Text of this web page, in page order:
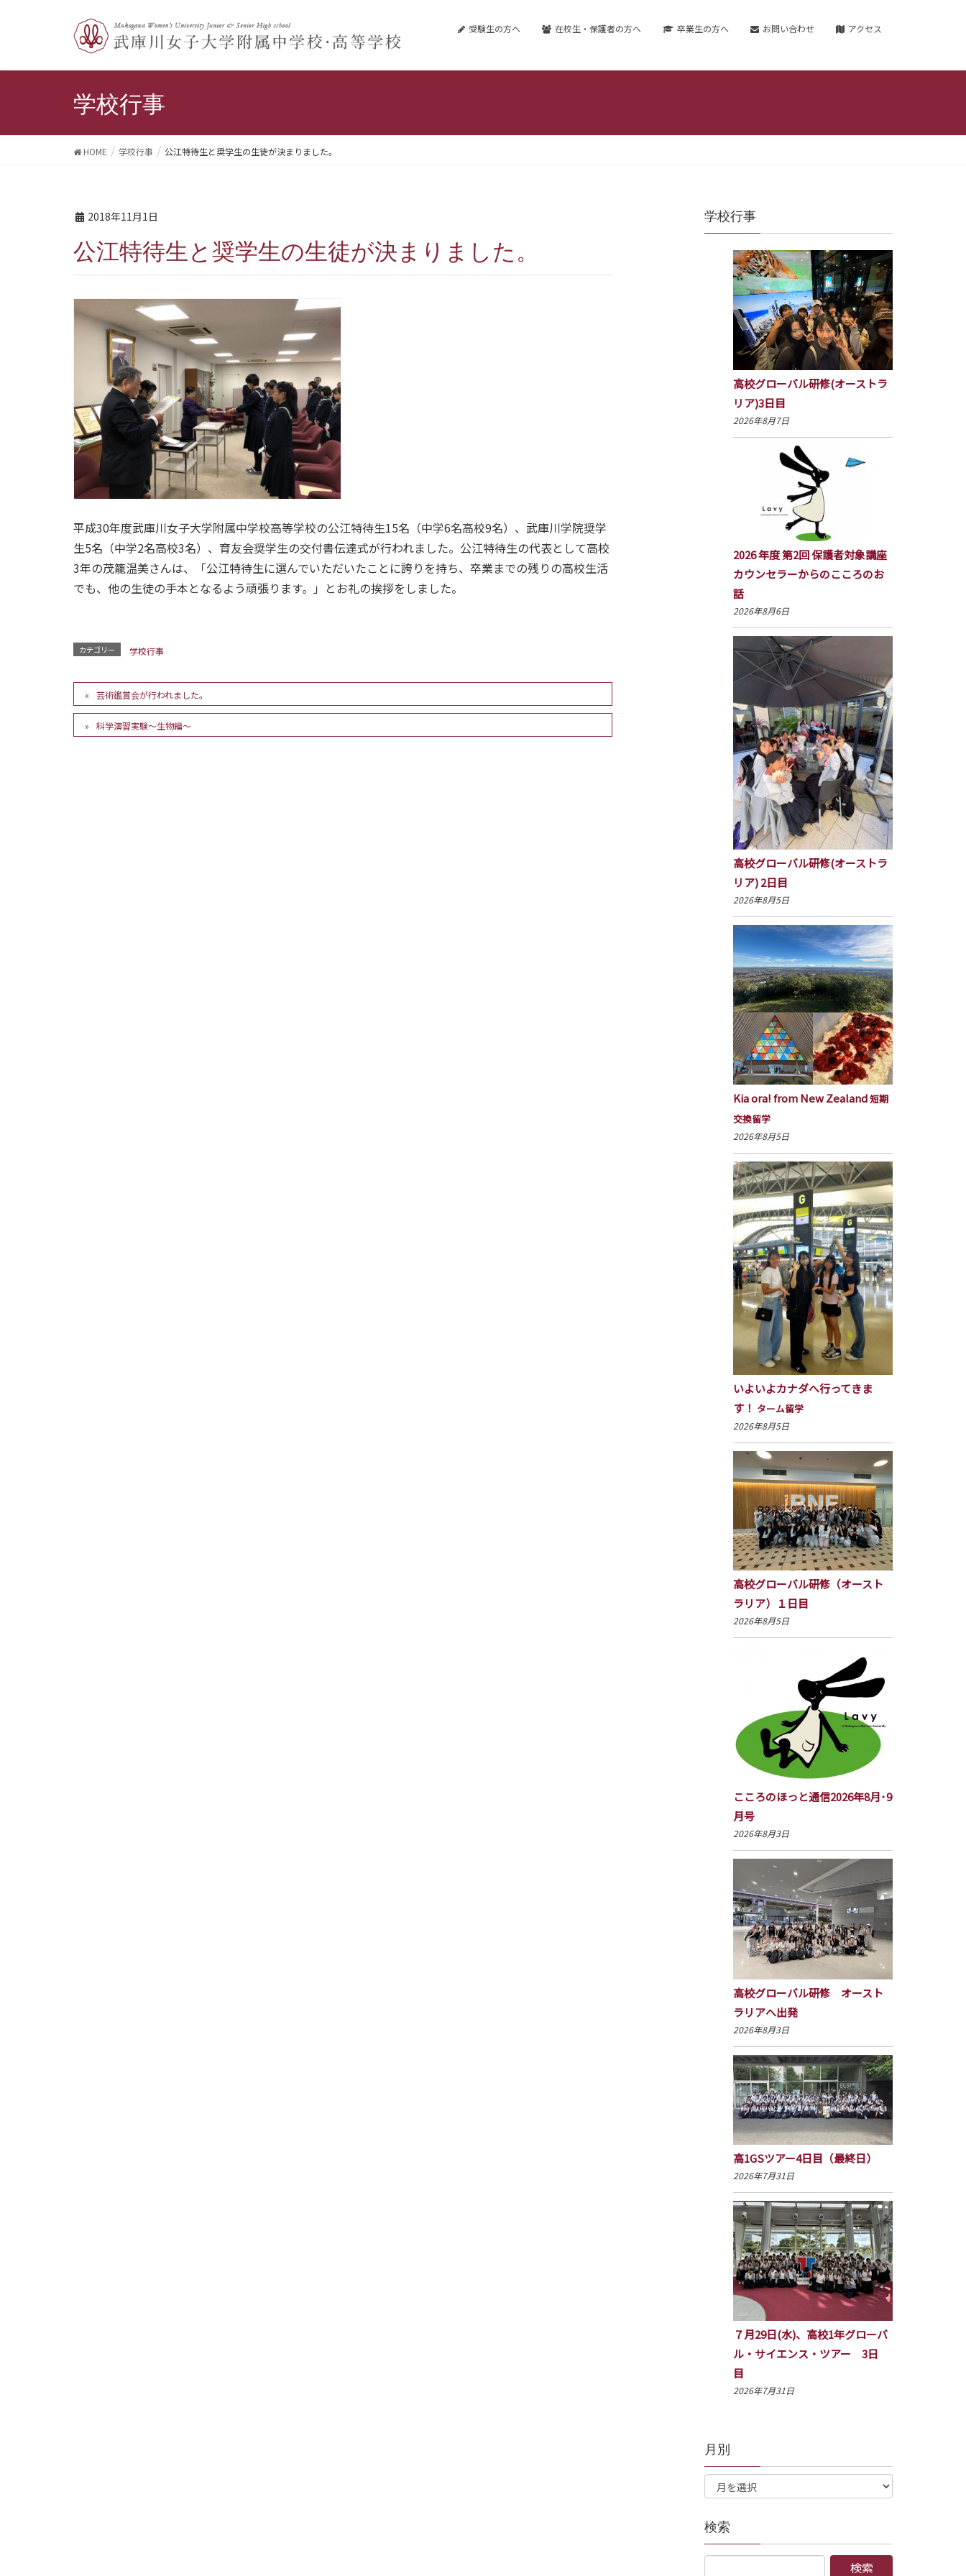
受験生の方へ 在校生・保護者の方へ 卒業生の方へ お問い合わせ アクセス
学校行事
HOME 学校行事 公江特待生と奨学生の生徒が決まりました。
2018年11月1日
公江特待生と奨学生の生徒が決まりました。
平成30年度武庫川女子大学附属中学校高等学校の公江特待生15名（中学6名高校9名）、武庫川学院奨学
生5名（中学2名高校3名）、育友会奨学生の交付書伝達式が行われました。公江特待生の代表として高校
3年の茂籠温美さんは、「公江特待生に選んでいただいたことに誇りを持ち、卒業までの残りの高校生活
でも、他の生徒の手本となるよう頑張ります。」とお礼の挨拶をしました。
カテゴリー 学校行事
芸術鑑賞会が行われました。
科学演習実験～生物編～
学校行事
高校グローバル研修(オーストラ
リア)3日目
2026年8月7日
2026 年度 第2回 保護者対象講座
カウンセラーからのこころのお
話
2026年8月6日
高校グローバル研修(オーストラ
リア) 2日目
2026年8月5日
Kia ora! from New Zealand短期
交換留学
2026年8月5日
いよいよカナダへ行ってきま
す！ ターム留学
2026年8月5日
高校グローバル研修（オースト
ラリア）１日目
2026年8月5日
こころのほっと通信2026年8月･9
月号
2026年8月3日
高校グローバル研修 オースト
ラリアへ出発
2026年8月3日
高1GSツアー4日目（最終日）
2026年7月31日
７月29日(水)、高校1年グローバ
ル・サイエンス・ツアー 3日
目
2026年7月31日
月別
検索